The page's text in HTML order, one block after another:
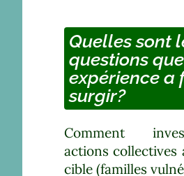
Quelles sont
questions
expérience a
surgir?
Comment
actions collectives
cible (familles